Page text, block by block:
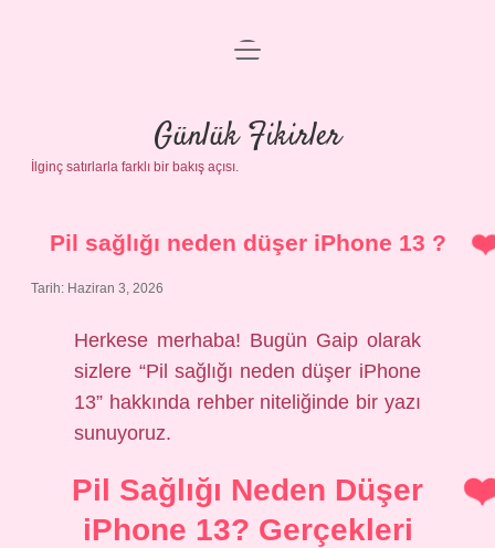
Anasayfa
Gizlilik Politikası
Yasal Uyarı
menüyü
Günlük Fikirler
İlginç satırlarla farklı bir bakış açısı.
Pil sağlığı neden düşer iPhone 13 ?
Tarih: Haziran 3, 2026
Herkese merhaba! Bugün Gaip olarak
sizlere “Pil sağlığı neden düşer iPhone
13” hakkında rehber niteliğinde bir yazı
sunuyoruz.
Pil Sağlığı Neden Düşer
iPhone 13? Gerçekleri